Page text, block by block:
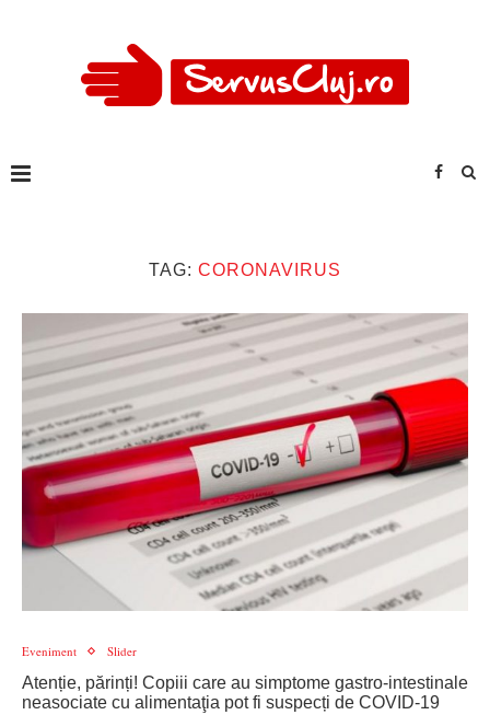
TAG: CORONAVIRUS
Eveniment Slider
Atenție, părinți! Copiii care au simptome gastro-intestinale
neasociate cu alimentaţia pot fi suspecți de COVID-19